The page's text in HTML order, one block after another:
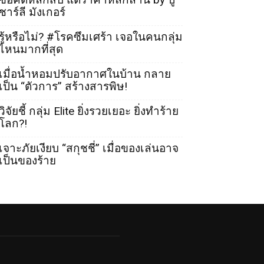
าร์ลี มังเกอร์
หรือไม่? #โรคซึมเศร้า เจอในคนกลุ่ม
หนมากที่สุด
มื่อน้ำหอมปรับอากาศในบ้าน กลาย
ป็น “ตัวการ” สร้างสารพิษ!
จัยชี้ กลุ่ม Elite ยิ่งรวยเยอะ ยิ่งทำร้าย
ลก?!
จาะภัยเงียบ “สกุชชี่” เมื่อของเล่นอาจ
ป็นของร้าย